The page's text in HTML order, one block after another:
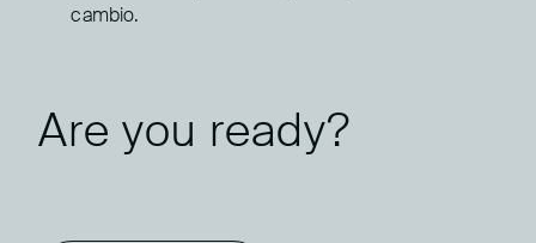
cambio.
Are you ready?